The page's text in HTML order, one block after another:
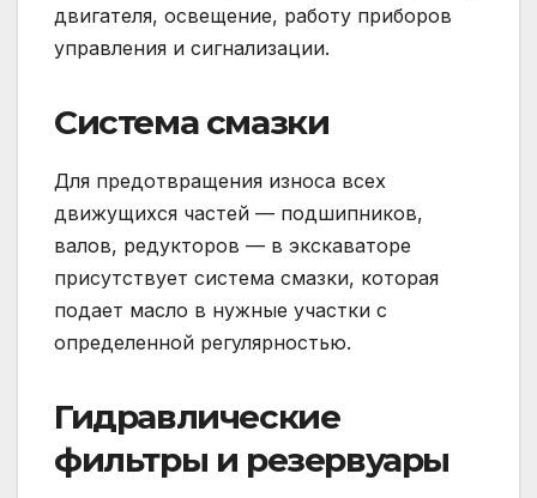
двигателя, освещение, работу приборов
управления и сигнализации.
Система смазки
Для предотвращения износа всех
движущихся частей — подшипников,
валов, редукторов — в экскаваторе
присутствует система смазки, которая
подает масло в нужные участки с
определенной регулярностью.
Гидравлические
фильтры и резервуары